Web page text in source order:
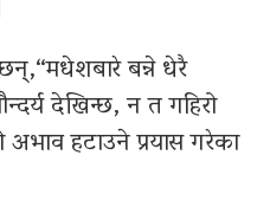
बन्ने धेरै
देखिन्छ, न त गहिरो
अभाव हटाउने प्रयास गरेका